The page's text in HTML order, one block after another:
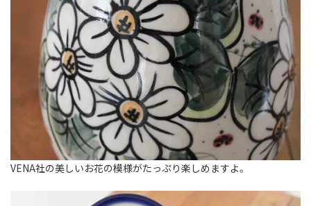
VENA社の美しいお花の模様がたっぷり楽しめますよ。